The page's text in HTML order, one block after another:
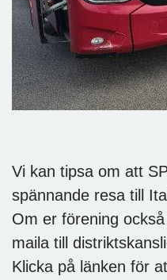
Vi kan tipsa om att
spännande resa till
Om er förening
maila till
Klicka på länken för